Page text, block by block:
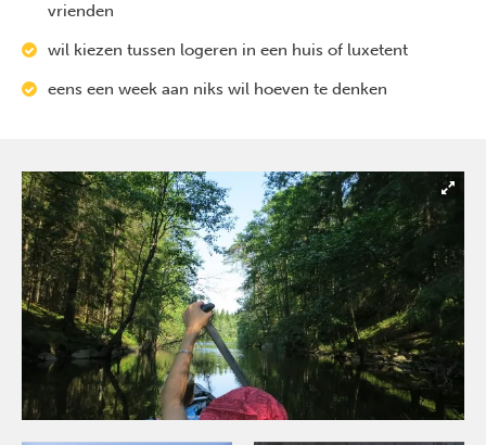
vrienden
wil kiezen tussen logeren in een huis of luxetent
eens een week aan niks wil hoeven te denken